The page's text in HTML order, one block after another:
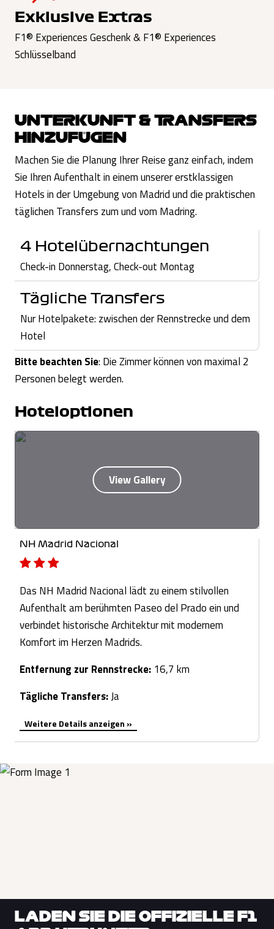
Exklusive Extras
F1® Experiences Geschenk & F1® Experiences
Schlüsselband
UNTERKUNFT & TRANSFERS
HINZUFÜGEN
Machen Sie die Planung Ihrer Reise ganz einfach, indem
Sie Ihren Aufenthalt in einem unserer erstklassigen
Hotels in der Umgebung von Madrid und die praktischen
täglichen Transfers zum und vom Madring.
4 Hotelübernachtungen
Check-in Donnerstag, Check-out Montag
Tägliche Transfers
Nur Hotelpakete: zwischen der Rennstrecke und dem
Hotel
Bitte beachten Sie: Die Zimmer können von maximal 2
Personen belegt werden.
Hoteloptionen
NH Madrid Nacional
Das NH Madrid Nacional lädt zu einem stilvollen
Aufenthalt am berühmten Paseo del Prado ein und
verbindet historische Architektur mit modernem
Komfort im Herzen Madrids.
Entfernung zur Rennstrecke: 16,7 km
Tägliche Transfers:Ja
Weitere Details anzeigen »
LADEN SIE DIE OFFIZIELLE F1